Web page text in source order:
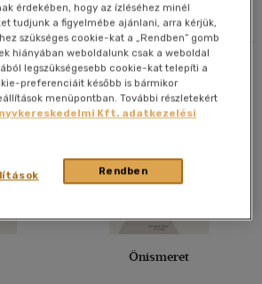
Rendezés
Alkalmaz
Összesen3db
Önismeret
érdekében, hogy az ízléséhez minél
tudjunk a figyelmébe ajánlani, arra kérjük,
szükséges cookie-kat a „Rendben” gomb
hiányában weboldalunk csak a weboldal
legszükségesebb cookie-kat telepíti a
preferenciáit később is bármikor
menüpontban. További részletekért
Kft. adatkezelési
Rendben